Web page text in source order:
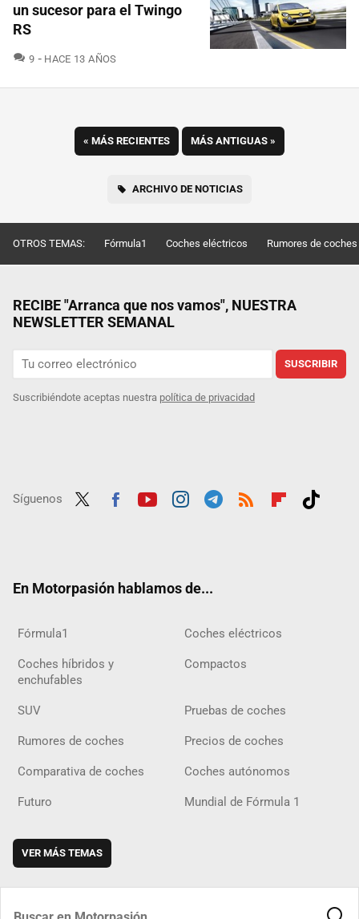
un sucesor para el Twingo
RS
9 COMENTARIOS
HACE 13 AÑOS
« MÁS RECIENTES MÁS ANTIGUAS »
ARCHIVO DE NOTICIAS
OTROS TEMAS: Fórmula1 Coches eléctricos Rumores de coches
RECIBE "Arranca que nos vamos", NUESTRA
NEWSLETTER SEMANAL
SUSCRIBIR
Suscribiéndote aceptas nuestra política de privacidad
Síguenos
En Motorpasión hablamos de...
Fórmula1 Coches eléctricos
Coches híbridos y
enchufables
Compactos
SUV Pruebas de coches
Rumores de coches Precios de coches
Comparativa de coches Coches autónomos
Futuro Mundial de Fórmula 1
VER MÁS TEMAS